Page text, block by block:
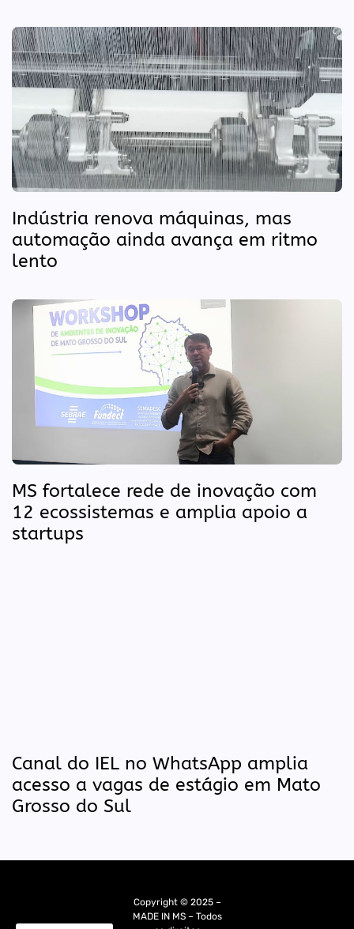
Indústria renova máquinas, mas
automação ainda avança em ritmo
lento
MS fortalece rede de inovação com
12 ecossistemas e amplia apoio a
startups
Canal do IEL no WhatsApp amplia
acesso a vagas de estágio em Mato
Grosso do Sul
Copyright © 2025 –
MADE IN MS – Todos